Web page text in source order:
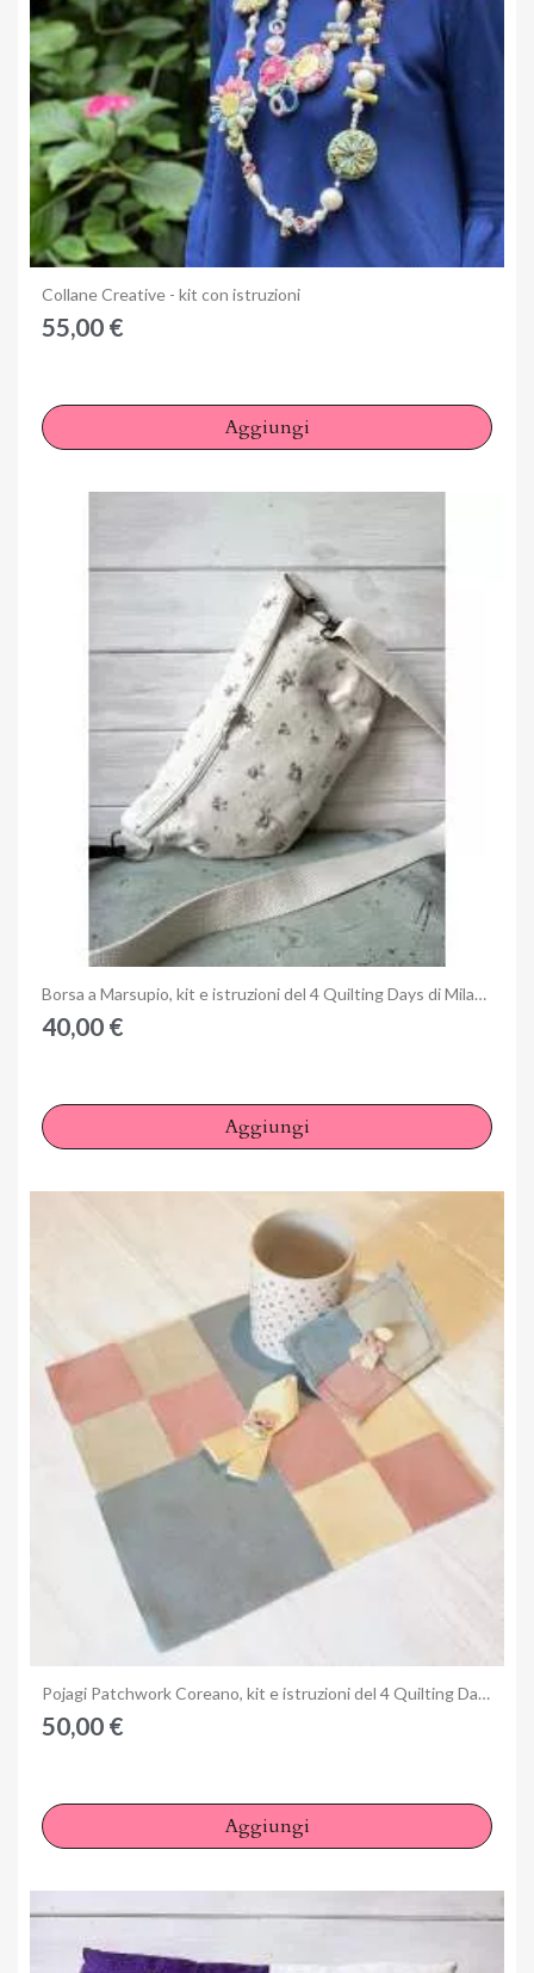
Anteprima
Collane Creative - kit con istruzioni
55,00 €
Aggiungi
Anteprima Borsa a Marsupio, kit e istruzioni del 4 Quilting Days di Milano
40,00 €
Aggiungi
Anteprima Pojagi Patchwork Coreano, kit e istruzioni del 4 Quilting Days di Milano
50,00 €
Aggiungi ×
You need to be logged in to save products in your wish
list.